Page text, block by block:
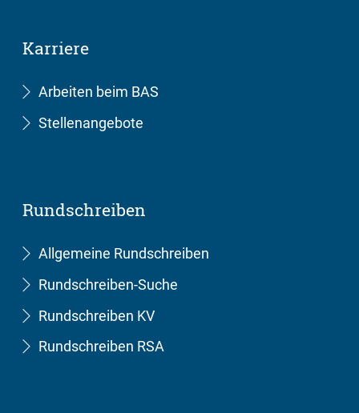
Karriere
Arbeiten beim BAS
Stellenangebote
Rundschreiben
Allgemeine Rundschreiben
Rundschreiben-Suche
Rundschreiben KV
Rundschreiben RSA